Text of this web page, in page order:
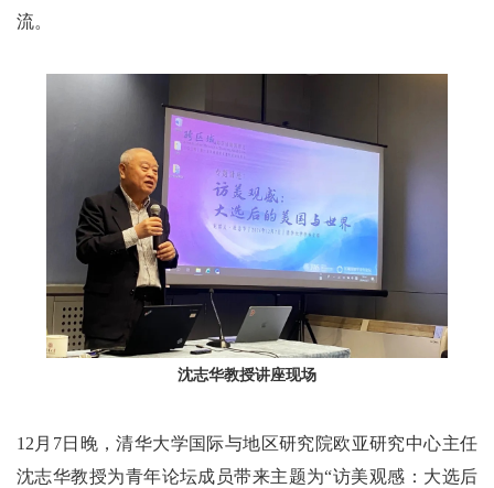
流。
沈志华教授讲座现场
12月7日晚，清华大学国际与地区研究院欧亚研究中心主任
沈志华教授为青年论坛成员带来主题为“访美观感：大选后